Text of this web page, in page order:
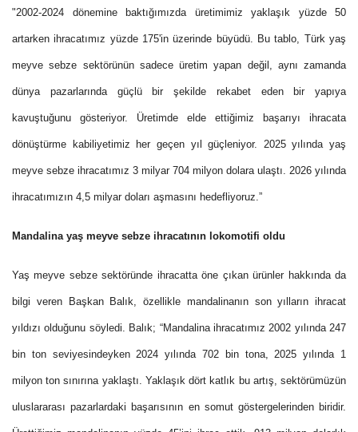
"2002-2024 dönemine baktığımızda üretimimiz yaklaşık yüzde 50
artarken ihracatımız yüzde 175'in üzerinde büyüdü. Bu tablo, Türk yaş
meyve sebze sektörünün sadece üretim yapan değil, aynı zamanda
dünya pazarlarında güçlü bir şekilde rekabet eden bir yapıya
kavuştuğunu gösteriyor. Üretimde elde ettiğimiz başarıyı ihracata
dönüştürme kabiliyetimiz her geçen yıl güçleniyor. 2025 yılında yaş
meyve sebze ihracatımız 3 milyar 704 milyon dolara ulaştı. 2026 yılında
ihracatımızın 4,5 milyar doları aşmasını hedefliyoruz.”
Mandalina yaş meyve sebze ihracatının lokomotifi oldu
Yaş meyve sebze sektöründe ihracatta öne çıkan ürünler hakkında da
bilgi veren Başkan Balık, özellikle mandalinanın son yılların ihracat
yıldızı olduğunu söyledi. Balık; “Mandalina ihracatımız 2002 yılında 247
bin ton seviyesindeyken 2024 yılında 702 bin tona, 2025 yılında 1
milyon ton sınırına yaklaştı. Yaklaşık dört katlık bu artış, sektörümüzün
uluslararası pazarlardaki başarısının en somut göstergelerinden biridir.